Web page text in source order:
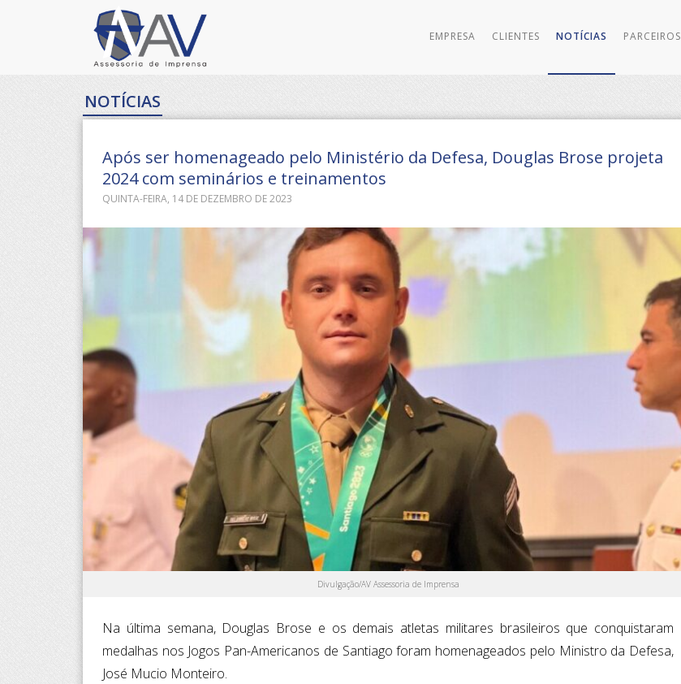
EMPRESA CLIENTES NOTÍCIAS PARCEIROS
NOTÍCIAS
Após ser homenageado pelo Ministério da Defesa, Douglas Brose projeta
2024 com seminários e treinamentos
QUINTA-FEIRA, 14 DE DEZEMBRO DE 2023
Divulgação/AV Assessoria de Imprensa
Na última semana, Douglas Brose e os demais atletas militares brasileiros que conquistaram
medalhas nos Jogos Pan-Americanos de Santiago foram homenageados pelo Ministro da Defesa,
José Mucio Monteiro.